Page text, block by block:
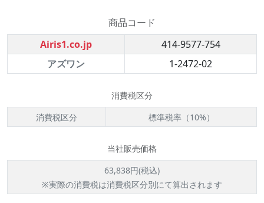
商品コード
Airis1.co.jp
414-9577-754
アズワン
1-2472-02
消費税区分
消費税区分
標準税率（10%）
当社販売価格
63,838円(税込)
※実際の消費税は消費税区分別にて算出されます